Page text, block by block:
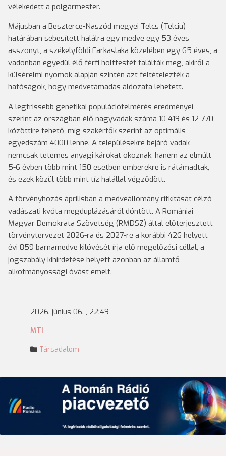
vélekedett a polgármester.
Májusban a Beszterce-Naszód megyei Telcs (Telciu)
határában sebesített halálra egy medve egy 53 éves
asszonyt, a székelyföldi Farkaslaka közelében egy 65 éves, a
vadonban egyedül élő férfi holttestét találták meg, akiről a
külsérelmi nyomok alapján szintén azt feltételezték a
hatóságok, hogy medvetámadás áldozata lehetett.
A legfrissebb genetikai populációfelmérés eredményei
szerint az országban élő nagyvadak száma 10 419 és 12 770
közöttire tehető, míg szakértők szerint az optimális
egyedszám 4000 lenne. A településekre bejáró vadak
nemcsak tetemes anyagi károkat okoznak, hanem az elmúlt
5-6 évben több mint 150 esetben emberekre is rátámadtak,
és ezek közül több mint tíz halállal végződött.
A törvényhozás áprilisban a medveállomány ritkítását célzó
vadászati kvóta megduplázásáról döntött. A Romániai
Magyar Demokrata Szövetség (RMDSZ) által előterjesztett
törvénytervezet 2026-ra és 2027-re a korábbi 426 helyett
évi 859 barnamedve kilövését írja elő megelőzési céllal, a
jogszabály kihirdetése helyett azonban az államfő
alkotmányossági óvást emelt.
2026. június 06. , 22:49
MTI
Társadalom